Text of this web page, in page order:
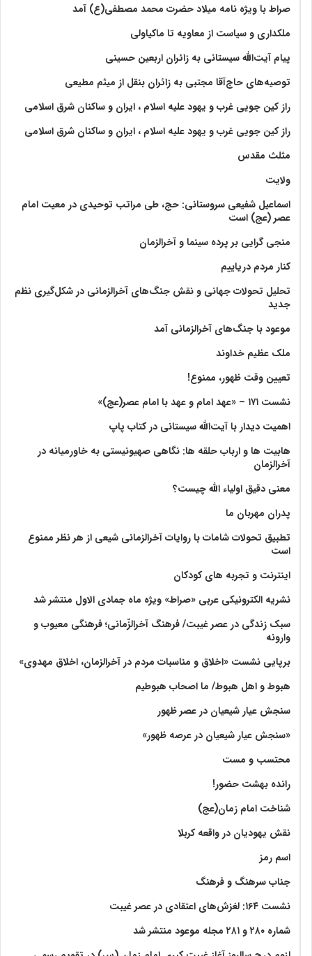
صراط با ویژه نامه میلاد حضرت محمد مصطفی(ع) آمد
ملکداری و سیاست از معاویه تا ماکیاولی
پیام آیت‌الله سیستانی به زائران اربعین حسینی
توصیه‌های حاج‌آقا مجتبی به زائران بنقل از میثم مطیعی
راز کین جویی غرب و یهود علیه اسلام ، ایران و ساکنان شرق اسلامی
راز کین جویی غرب و یهود علیه اسلام ، ایران و ساکنان شرق اسلامی
مثلث مقدس
ولايت‏
اسماعیل شفیعی سروستانی: حج، طی مراتب توحیدی در معیت امام
عصر (عج) است
منجی گرایی بر پرده سینما و آخرالزمان
کنار مردم دریاییم
تحلیل تحولات جهانی و نقش جنگ‌های آخرالزمانی در شکل‌گیری نظم
جدید
موعود با جنگ‌های آخرالزمانی آمد
ملک عظیم خداوند
تعیین وقت ظهور، ممنوع!
نشست ۱۷۱ – «عهد امام و عهد با امام عصر(عج)»
اهمیت دیدار با آیت‌الله سیستانی در کتاب پاپ
هابیت ها و ارباب حلقه ها: نگاهی صهیونیستی به خاورمیانه در
آخرالزمان
معنی دقیق اولیاء الله چیست؟
پدران مهربان ما
تطبیق تحولات شامات با روایات آخرالزمانی شیعی از هر نظر ممنوع
است
اینترنت و تجربه های کودکان
نشریه الکترونیکی عربی «صراط» ویژه ماه جمادی الاول منتشر شد
سبک زندگی در عصر غیبت/ فرهنگ آخرالزّمانی؛ فرهنگی معیوب و
وارونه
برپایی نشست «اخلاق و مناسبات مردم در آخرالزمان، اخلاق مهدوی»
هبوط و اهل هبوط/ ما اصحاب هبوطیم
سنجش عیار شیعیان در عصر ظهور
«سنجش عیار شیعیان در عرصه ظهور»
محتسب و مست
رانده بهشت‌ حضور!
شناخت امام زمان(عج)
نقش یهودیان در واقعه کربلا
اسم رمز
جناب سرهنگ و فرهنگ
نشست ۱۶۴: لغزش‌های اعتقادی در عصر غیبت
شماره ۲۸۰ و ۲۸۱ مجله موعود منتشر شد